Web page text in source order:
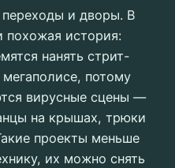
и дворы. В
похожая история:
нанять стрит-
потому
вирусные сцены —
на крышах, трюки
проекты меньше
их можно снять